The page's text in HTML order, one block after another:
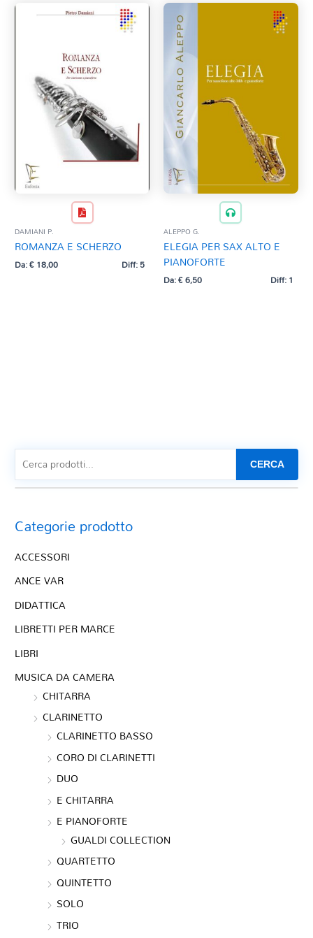
DAMIANI P.
ROMANZA E SCHERZO
Da:€18,00 Diff: 5
ALEPPO G.
ELEGIA PER SAX ALTO E
PIANOFORTE
Da:€6,50 Diff: 1
CERCA
Categorie prodotto
ACCESSORI
ANCE VAR
DIDATTICA
LIBRETTI PER MARCE
LIBRI
MUSICA DA CAMERA
CHITARRA
CLARINETTO
CLARINETTO BASSO
CORO DI CLARINETTI
DUO
E CHITARRA
E PIANOFORTE
GUALDI COLLECTION
QUARTETTO
QUINTETTO
SOLO
TRIO